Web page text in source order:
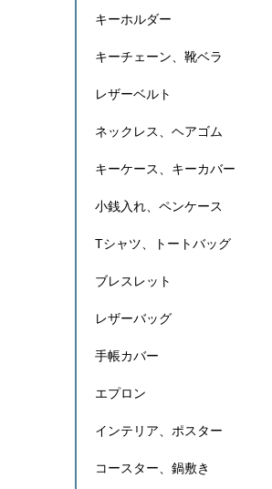
キーホルダー
キーチェーン、靴ベラ
レザーベルト
ネックレス、ヘアゴム
キーケース、キーカバー
小銭入れ、ペンケース
Tシャツ、トートバッグ
ブレスレット
レザーバッグ
手帳カバー
エプロン
インテリア、ポスター
コースター、鍋敷き